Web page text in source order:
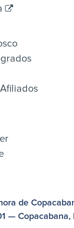
de
— Copacabana,